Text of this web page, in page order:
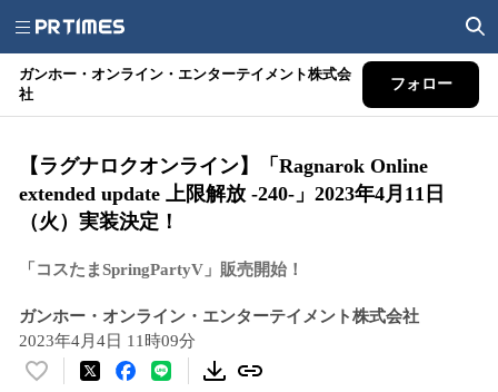
ガンホー・オンライン・エンターテイメント株式会
社
フォロー
【ラグナロクオンライン】「Ragnarok Online
extended update 上限解放 -240-」2023年4月11日
（火）実装決定！
「コスたまSpringPartyV」販売開始！
ガンホー・オンライン・エンターテイメント株式会社
2023年4月4日 11時09分
い